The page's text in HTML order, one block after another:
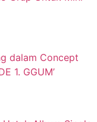
dalam Concept
1. GGUM’